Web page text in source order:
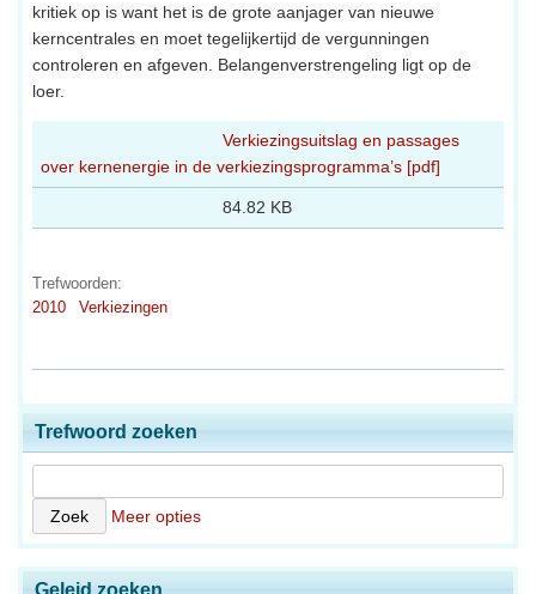
kritiek op is want het is de grote aanjager van nieuwe
kerncentrales en moet tegelijkertijd de vergunningen
controleren en afgeven. Belangenverstrengeling ligt op de
loer.
Verkiezingsuitslag en passages
over kernenergie in de verkiezingsprogramma’s [pdf]
84.82 KB
Trefwoorden:
2010
Verkiezingen
Trefwoord zoeken
Meer opties
Geleid zoeken